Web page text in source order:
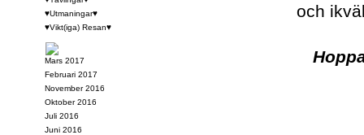
och
♥Utmaningar♥
♥Vikt(iga) Resan♥
Mars 2017
Februari 2017
November 2016
Oktober 2016
Juli 2016
Juni 2016